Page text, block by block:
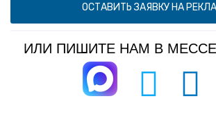
ОСТАВИТЬ ЗАЯВКУ НА
ИЛИ ПИШИТЕ НАМ В